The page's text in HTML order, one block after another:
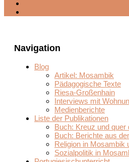
Navigation
Blog
Artikel: Mosambik
Pädagogische Texte
Riesa-Großenhain
Interviews mit
Medienberichte
Liste der Publikationen
Buch: Kreuz und quer
Buch: Berichte aus
Religion in Mosambik
Sozialpolitik in